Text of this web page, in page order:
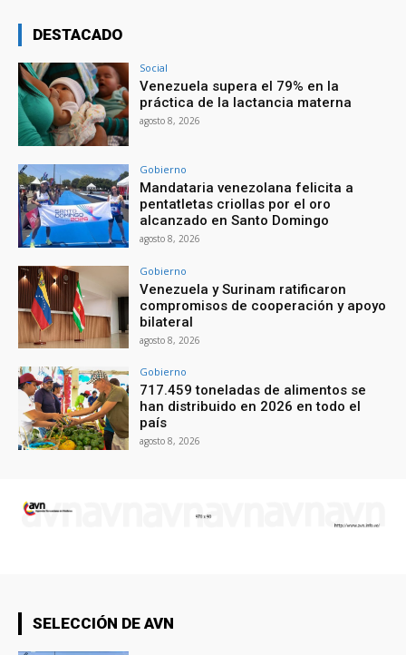
DESTACADO
Social
Venezuela supera el 79% en la
práctica de la lactancia materna
agosto 8, 2026
Gobierno
Mandataria venezolana felicita a
pentatletas criollas por el oro
alcanzado en Santo Domingo
agosto 8, 2026
Gobierno
Venezuela y Surinam ratificaron
compromisos de cooperación y apoyo
bilateral
agosto 8, 2026
Gobierno
717.459 toneladas de alimentos se
han distribuido en 2026 en todo el
país
agosto 8, 2026
SELECCIÓN DE AVN